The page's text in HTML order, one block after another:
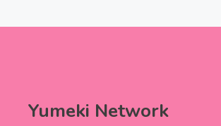
Yumeki Network